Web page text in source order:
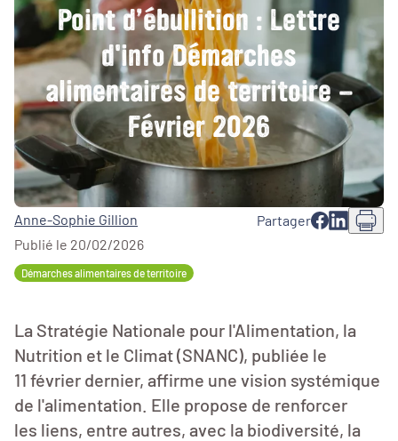
Point d’ébullition : Lettre
d'info Démarches
alimentaires de territoire -
Février 2026
Anne-Sophie Gillion
Publié le 20/02/2026
Partager
Démarches alimentaires de territoire
La Stratégie Nationale pour l'Alimentation, la
Nutrition et le Climat (SNANC), publiée le
11 février dernier, affirme une vision systémique
de l'alimentation. Elle propose de renforcer
les liens, entre autres, avec la biodiversité, la